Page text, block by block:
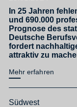
In 25 Jahren
und 690.000
Prognose des
Deutsche
fordert
attraktiv zu
Mehr erfahren
Südwest